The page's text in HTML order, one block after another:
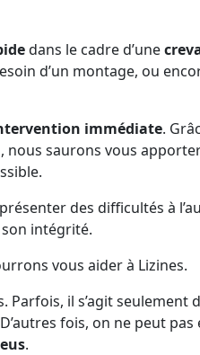
dans le cadre d’une
d’un montage, ou
immédiate.
nous saurons vous
des difficultés à
intégrité.
vous aider à Lizines.
Parfois, il s’agit seulement
fois, on ne peut pas
.